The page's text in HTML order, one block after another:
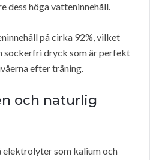
dess höga vatteninnehåll.
på cirka 92%, vilket
sockerfri dryck som är perfekt
efter träning.
och naturlig
som kalium och